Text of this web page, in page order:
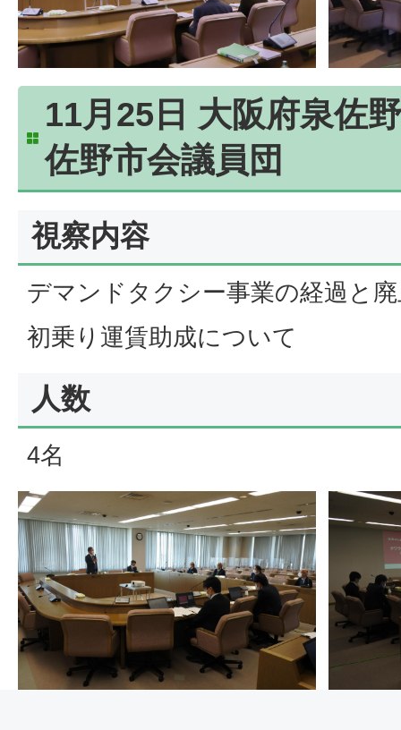
11月25日 大阪府泉佐
佐野市会議員団
視察内容
デマンドタクシー事業の経過と
初乗り運賃助成について
人数
4名